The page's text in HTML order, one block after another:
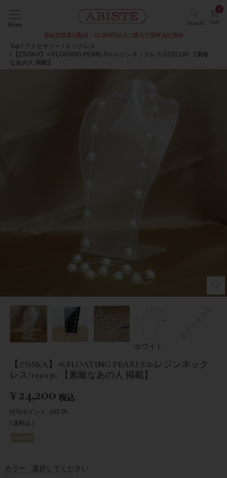
Menu Search Cart
0
最短翌営業日配送・11,000円以上ご購入で送料当社負担
Top アクセサリー
ネックレス
【ZSiSKA】≪FLOATING PEARLS≫レジンネックレス/1231136-【素敵
なあの人 掲載】
ホワイト
【ZSiSKA】≪FLOATING PEARLS≫レジンネック
レス/1231136-【素敵なあの人 掲載】
¥24,200 税込
付与ポイント: 242 Pt.
送料込
カラー 選択してください